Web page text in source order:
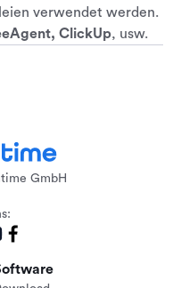
verwendet werden.
ClickUp, usw.
GmbH